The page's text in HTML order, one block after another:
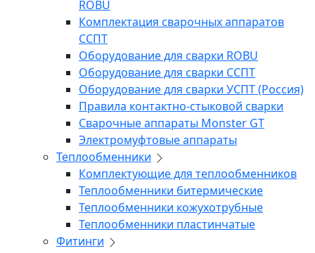
ROBU
Комплектация сварочных аппаратов
ССПТ
Оборудование для сварки ROBU
Оборудование для сварки ССПТ
Оборудование для сварки УСПТ (Россия)
Правила контактно-стыковой сварки
Сварочные аппараты Monster GT
Электромуфтовые аппараты
Теплообменники
Комплектующие для теплообменников
Теплообменники битермические
Теплообменники кожухотрубные
Теплообменники пластинчатые
Фитинги